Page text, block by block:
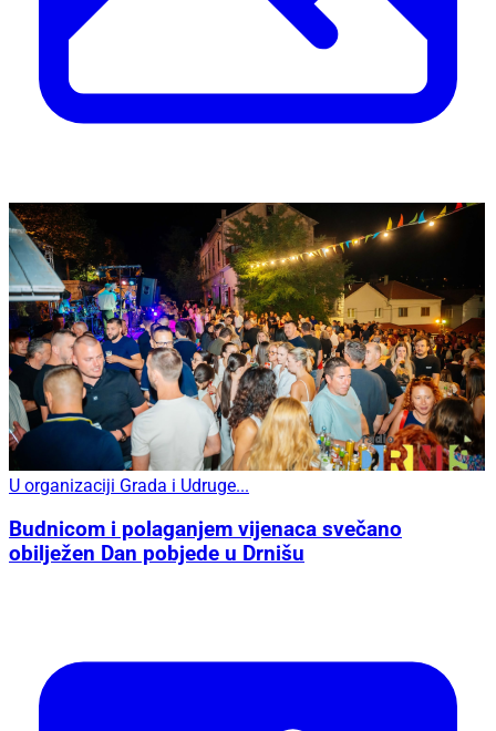
U organizaciji Grada i Udruge...
Budnicom i polaganjem vijenaca svečano
obilježen Dan pobjede u Drnišu